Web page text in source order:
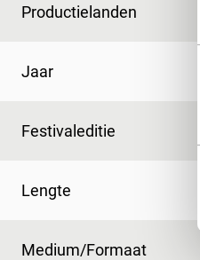
Productielanden
Jaar
Festivaleditie
Lengte
Medium/Formaat